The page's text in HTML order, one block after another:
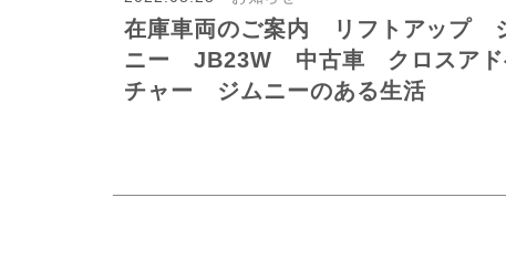
在庫車両のご案内 リフトアップ
ニー JB23W 中古車 クロスアド
チャー ジムニーのある生活